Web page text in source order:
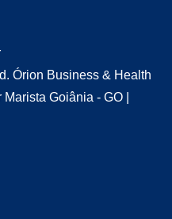
Órion Business & Health
Goiânia - GO |